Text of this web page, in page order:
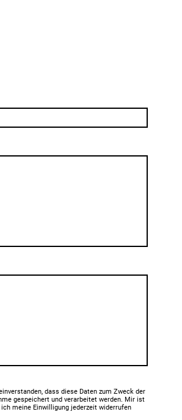
dass diese Daten zum Zweck der
gespeichert und verarbeitet werden. Mir ist
meine Einwilligung jederzeit widerrufen